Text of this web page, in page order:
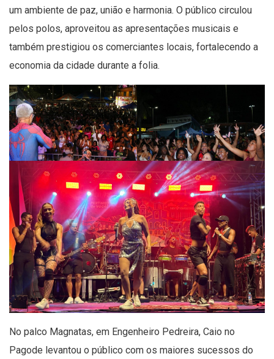
um ambiente de paz, união e harmonia. O público circulou
pelos polos, aproveitou as apresentações musicais e
também prestigiou os comerciantes locais, fortalecendo a
economia da cidade durante a folia.
No palco Magnatas, em Engenheiro Pedreira, Caio no
Pagode levantou o público com os maiores sucessos do